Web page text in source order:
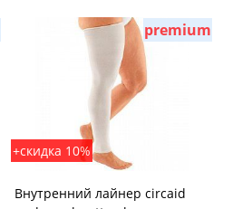
premium
+скидка 10%
Внутренний лайнер circaid